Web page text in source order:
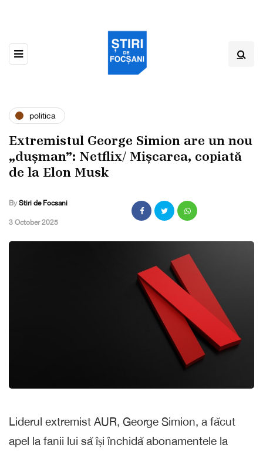
politica
Extremistul George Simion are un nou
„dușman”: Netflix/ Mișcarea, copiată
de la Elon Musk
By Stiri de Focsani
,3 October 2025
Liderul extremist AUR, George Simion, a făcut
apel la fanii lui să își închidă abonamentele la